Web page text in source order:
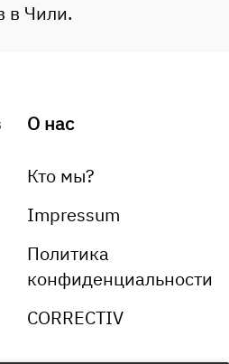
в Чили.
О нас
Кто мы?
Impressum
Политика
конфиденциальности
CORRECTIV